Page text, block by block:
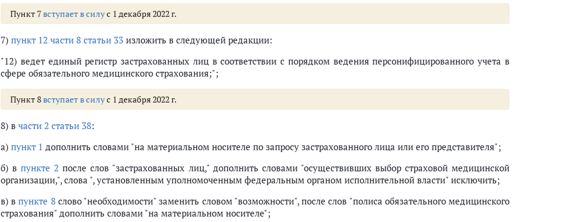
Пункт 7вступает в силус 1 декабря 2022 г.
7) пункт 12 части 8 статьи 33 изложить в следующей редакции:
"12) ведет единый регистр застрахованных лиц в соответствии с порядком ведения персонифицированного учета в
сфере обязательного медицинского страхования;";
Пункт 8вступает в силус 1 декабря 2022 г.
8) в части 2 статьи 38:
а) пункт 1 дополнить словами "на материальном носителе по запросу застрахованного лица или его представителя";
б) впункте 2 после слов "застрахованных лиц," дополнить словами "осуществивших выбор страховой медицинской
организации,", слова ", установленным уполномоченным федеральным органом исполнительной власти" исключить;
в) впункте 8слово "необходимости" заменить словом "возможности", после слов "полиса обязательного медицинского
страхования" дополнить словами "на материальном носителе";